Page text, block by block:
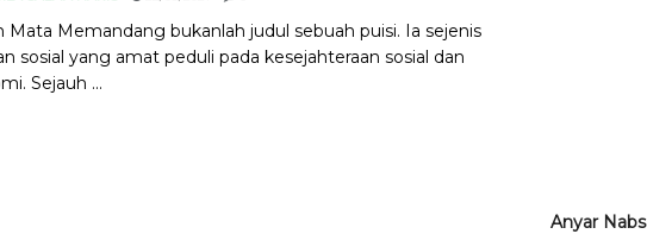
Mata Memandang bukanlah judul sebuah puisi. Ia sejenis
sosial yang amat peduli pada kesejahteraan sosial dan
Sejauh ...
Anyar Nabs